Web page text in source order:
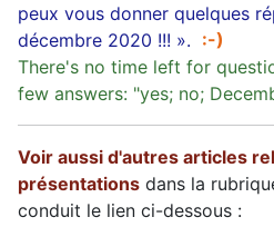
peux vous donner quelques
décembre 2020 !!! ». :-)
There's no time left for
few answers: "yes; no;
Voir aussi d'autres articles
présentations dans la
conduit le lien ci-dessous :